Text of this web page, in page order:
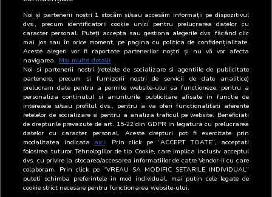
Noi și partenerii noștri 1 stocăm și/sau accesăm informații pe dispozitivul
dvs., precum identificatorii cookie unici pentru prelucrarea datelor cu
caracter personal. Puteți accepta sau gestiona alegerile dvs. făcând clic
mai jos sau în orice moment, pe pagina cu politica de confidențialitate.
Aceste alegeri vor fi raportate partenerilor noștri și nu vă vor afecta
navigarea. Mai multe detalii
Noi si partenerii nostri (retelele de socializare si agentiile de publicitate
partenere, precum si furnizorii nostri de servicii de date analitice)
prelucram date pentru a permite website-ului sa functioneze, pentru a
personaliza continutul si anunturile publicitare afisate in functie de
interesele si/sau profilul dvs., pentru a va oferi functionalitati aferente
retelelor de socializare si pentru a analiza traficul pe website. Beneficiati
de drepturile prevazute de art. 15-22 din GDPR in legatura cu prelucrarea
datelor cu caracter personal. Aceste drepturi pot fi exercitate prin
modalitatea indicata aici. Prin click pe “ACCEPT TOATE”, acceptati
folosirea tuturor Tehnologiilor de tip Cookie, care implica inclusiv acceptul
dvs. cu privire la stocarea/accesarea informatiilor de catre Vendor-ii cu care
colaboram. Prin click pe “VREAU SA MODIFIC SETARILE INDIVIDUAL”
puteti schimba preferintele in mod individual, mai putin cele legate de
cookie strict necesare pentru functionarea website-ului.